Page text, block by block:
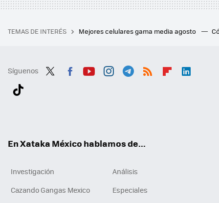
TEMAS DE INTERÉS Mejores celulares gama media agosto
Síguenos
En Xataka México hablamos de...
Investigación
Análisis
Cazando Gangas Mexico
Especiales